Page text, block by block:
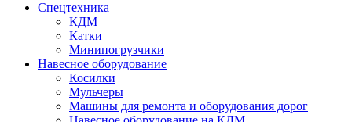
Спецтехника
КДМ
Катки
Минипогрузчики
Навесное оборудование
Косилки
Мульчеры
Машины для ремонта и оборудования дорог